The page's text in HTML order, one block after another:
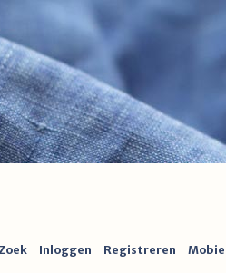
Inloggen Registreren